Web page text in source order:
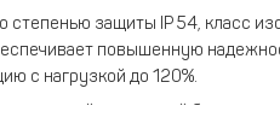
степенью защиты IP 54, класс
повышенную
с нагрузкой до 120%.
сенсорный блок